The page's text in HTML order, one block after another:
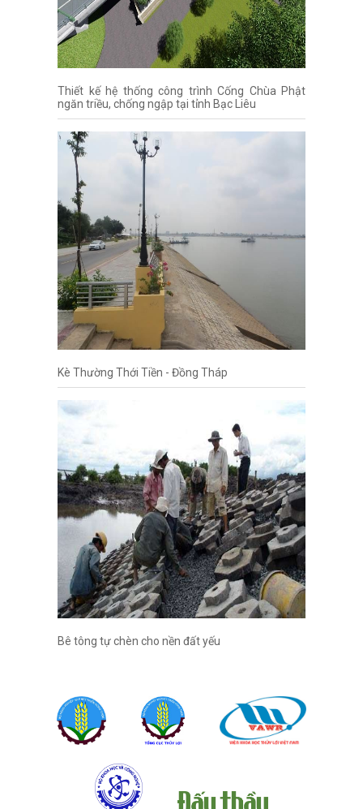
Thiết kế hệ thống công trình Cống Chùa Phật
ngăn triều, chống ngập tại tỉnh Bạc Liêu
Kè Thường Thới Tiền - Đồng Tháp
Bê tông tự chèn cho nền đất yếu